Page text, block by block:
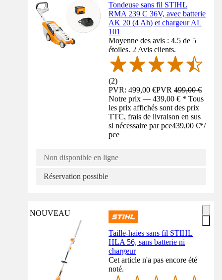
Tondeuse sans fil STIHL
RMA 239 C 36V, avec batterie
AK 20 (4 Ah) et chargeur AL
101
Moyenne des avis : 4.5 de 5
étoiles. 2 Avis clients.
(2)
PVR: 499,00 €PVR499,00 €
Notre prix — 439,00 € * Tous
les prix affichés sont des prix
TTC, frais de livraison en sus
si nécessaire par pce439,00 €*/
pce
Non disponible en ligne
Réservation possible
NOUVEAU
Taille-haies sans fil STIHL
HLA 56, sans batterie ni
chargeur
Cet article n'a pas encore été
noté.